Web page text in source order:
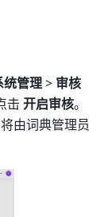
统管理 > 审核
击 开启审核。
由词典管理员